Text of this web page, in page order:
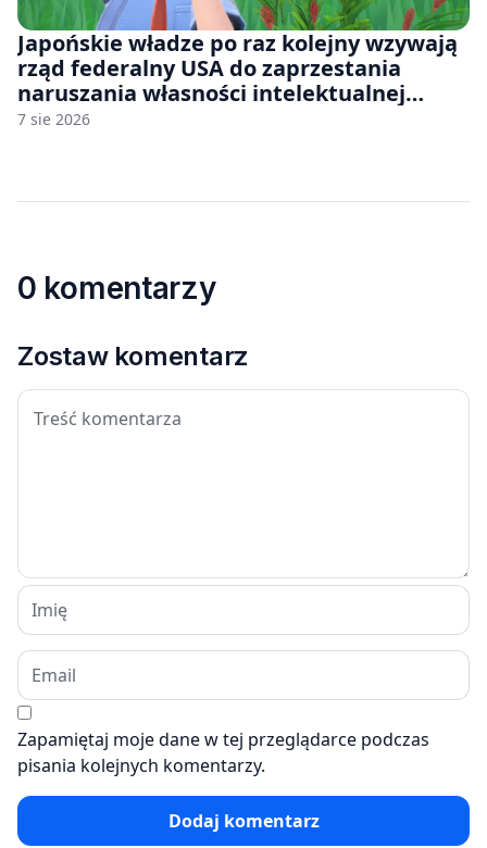
Japońskie władze po raz kolejny wzywają
rząd federalny USA do zaprzestania
naruszania własności intelektualnej
japońskich gier i anime
7 sie 2026
0 komentarzy
Zostaw komentarz
Zapamiętaj moje dane w tej przeglądarce podczas
pisania kolejnych komentarzy.
Dodaj komentarz